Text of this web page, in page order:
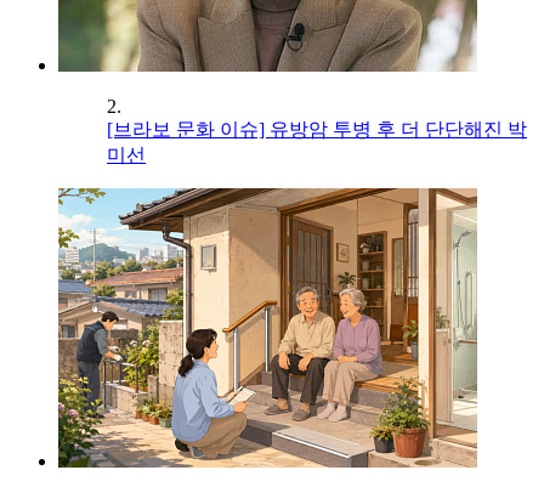
2.
[브라보 문화 이슈] 유방암 투병 후 더 단단해진 박
미선